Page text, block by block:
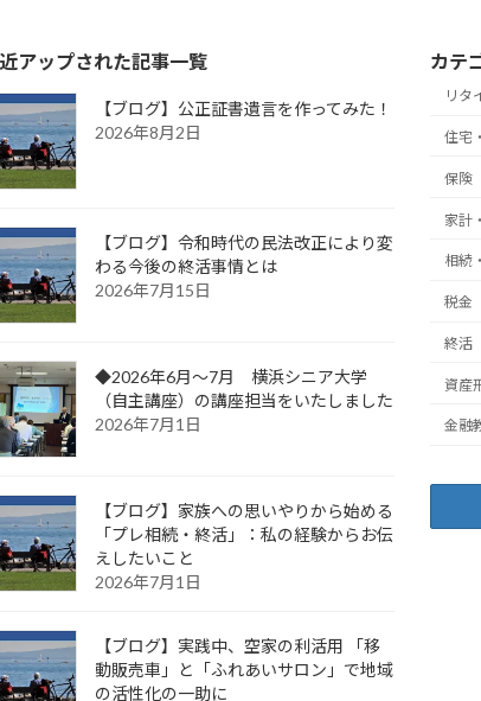
アップされた記事一覧
【ブログ】公正証書遺言を作ってみた！
2026年8月2日
【ブログ】令和時代の民法改正により変
わる今後の終活事情とは
2026年7月15日
◆2026年6月～7月 横浜シニア大学
（自主講座）の講座担当をいたしました
2026年7月1日
【ブログ】家族への思いやりから始める
「プレ相続・終活」：私の経験からお伝
えしたいこと
2026年7月1日
【ブログ】実践中、空家の利活用 「移
動販売車」と「ふれあいサロン」で地域
の活性化の一助に
カテ
リタ
住宅
保険
家計
相続
税金
終活
資産
金融